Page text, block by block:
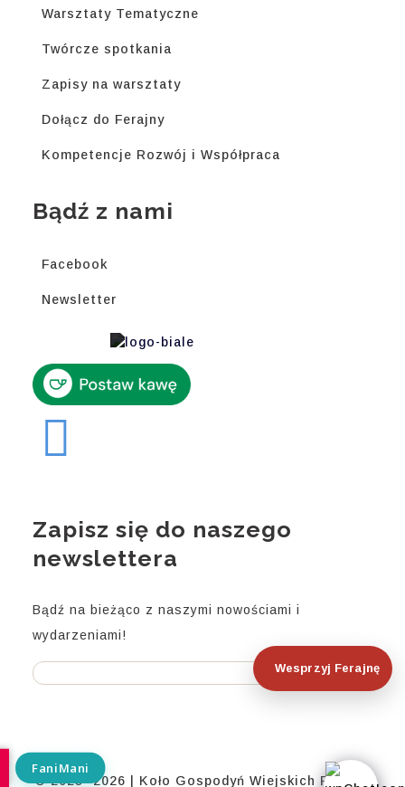
Warsztaty Tematyczne
Twórcze spotkania
Zapisy na warsztaty
Dołącz do Ferajny
Kompetencje Rozwój i Współpraca
Bądź z nami
Facebook
Wesprzyj Ferajnę
Newsletter
Zapisz się do naszego
newslettera
Bądź na bieżąco z naszymi nowościami i
wydarzeniami!
© 2025–2026 | Koło Gospodyń Wiejskich Ferajna